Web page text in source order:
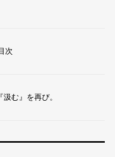
次
む』を再び。